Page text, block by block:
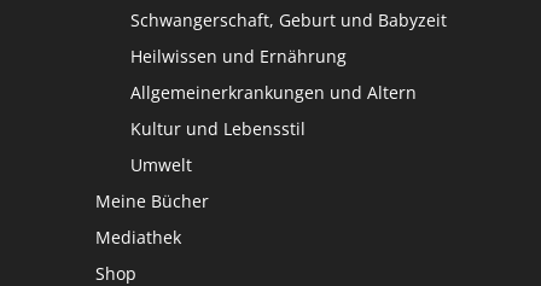
Schwangerschaft, Geburt und Babyzeit
Heilwissen und Ernährung
Allgemeinerkrankungen und Altern
Kultur und Lebensstil
Umwelt
Meine Bücher
Mediathek
Shop